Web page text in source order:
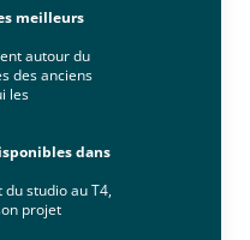
meilleurs
autour du
des anciens
les
dans
studio au T4,
projet